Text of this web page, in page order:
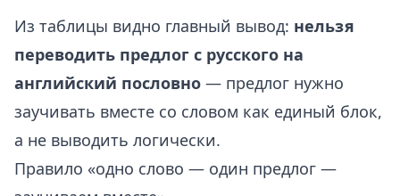
Из таблицы видно главный вывод: нельзя
переводить предлог с русского на
английский пословно — предлог нужно
заучивать вместе со словом как единый блок,
а не выводить логически.
Правило «одно слово — один предлог —